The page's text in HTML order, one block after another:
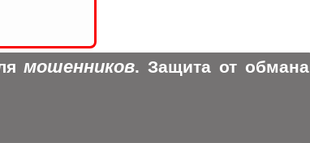
мошенников. Защита от обмана